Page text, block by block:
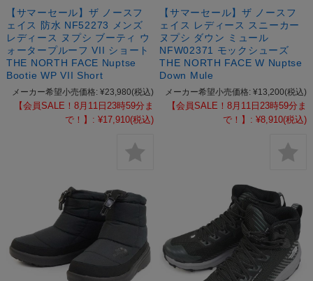
【サマーセール】ザ ノースフ
ェイス 防水 NF52273 メンズ
レディース ヌプシ ブーティ ウ
ォータープルーフ VII ショート
THE NORTH FACE Nuptse
Bootie WP VII Short
メーカー希望小売価格: ¥23,980(税込)
【会員SALE！8月11日23時59分ま
で！】: ¥17,910(税込)
【サマーセール】ザ ノースフ
ェイス レディース スニーカー
ヌプシ ダウン ミュール
NFW02371 モックシューズ
THE NORTH FACE W Nuptse
Down Mule
メーカー希望小売価格: ¥13,200(税込)
【会員SALE！8月11日23時59分ま
で！】: ¥8,910(税込)